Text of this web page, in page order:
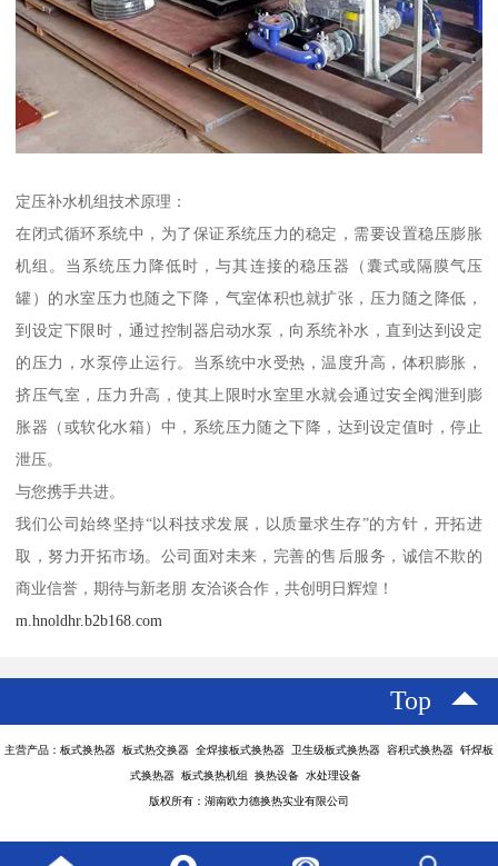
定压补水机组技术原理：
在闭式循环系统中，为了保证系统压力的稳定，需要设置稳压膨胀
机组。当系统压力降低时，与其连接的稳压器（囊式或隔膜气压
罐）的水室压力也随之下降，气室体积也就扩张，压力随之降低，
到设定下限时，通过控制器启动水泵，向系统补水，直到达到设定
的压力，水泵停止运行。当系统中水受热，温度升高，体积膨胀，
挤压气室，压力升高，使其上限时水室里水就会通过安全阀泄到膨
胀器（或软化水箱）中，系统压力随之下降，达到设定值时，停止
泄压。
与您携手共进。
我们公司始终坚持“以科技求发展，以质量求生存”的方针，开拓进
取，努力开拓市场。公司面对未来，完善的售后服务，诚信不欺的
商业信誉，期待与新老朋 友洽谈合作，共创明日辉煌！
m.hnoldhr.b2b168.com
Top
主营产品：板式换热器 板式热交换器 全焊接板式换热器 卫生级板式换热器 容积式换热器 钎焊板
式换热器 板式换热机组 换热设备 水处理设备
版权所有：湖南欧力德换热实业有限公司